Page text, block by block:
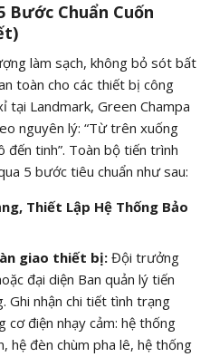
Bước Chuẩn Cuốn
làm sạch, không bỏ sót bất
toàn cho các thiết bị công
tại Landmark, Green Champa
nguyên lý: “Từ trên xuống
tinh”. Toàn bộ tiến trình
5 bước tiêu chuẩn như sau:
Thiết Lập Hệ Thống Bảo
giao thiết bị:Đội trưởng
đại diện Ban quản lý tiến
Ghi nhận chi tiết tình trạng
cơ điện nhạy cảm: hệ thống
hệ đèn chùm pha lê, hệ thống